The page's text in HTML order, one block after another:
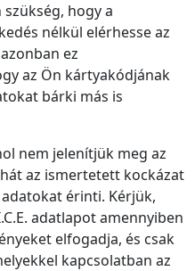
hogy a
nélkül elérhesse az
ez
az Ön kártyakódjának
bárki más is
nem jelenítjük meg az
az ismertetett kockázat
érinti. Kérjük,
adatlapot amennyiben
elfogadja, és csak
kapcsolatban az